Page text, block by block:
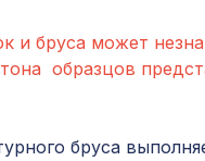
и бруса может
образцов
бруса